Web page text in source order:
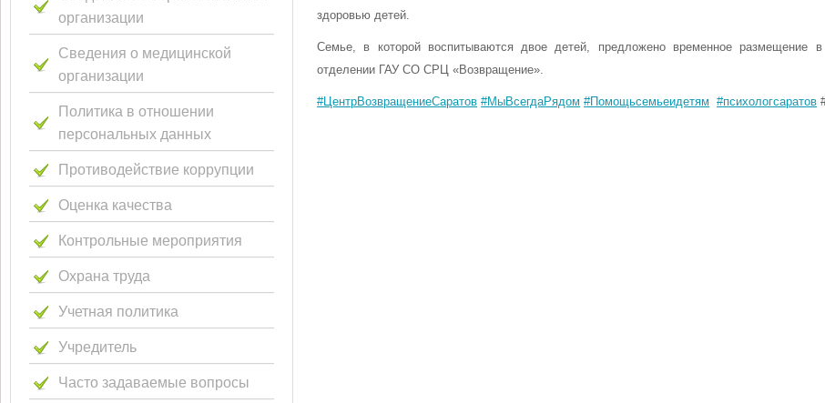
организации
Сведения о медицинской
организации
Политика в отношении
персональных данных
Противодействие коррупции
Оценка качества
Контрольные мероприятия
Охрана труда
Учетная политика
Учредитель
Часто задаваемые вопросы
здоровью детей.
Семье, в которой воспитываются двое детей, предложено временное размещение в
отделении ГАУ СО СРЦ «Возвращение».
#ЦентрВозвращениеСаратов #МыВсегдаРядом #Помощьсемьеидетям #психологсаратов